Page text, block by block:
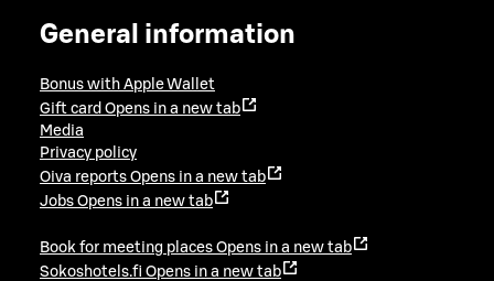
General information
Bonus with Apple Wallet
Gift card Opens in a new tab
Media
Privacy policy
Oiva reports Opens in a new tab
Jobs Opens in a new tab
Book for meeting places Opens in a new tab
Sokoshotels.fi Opens in a new tab